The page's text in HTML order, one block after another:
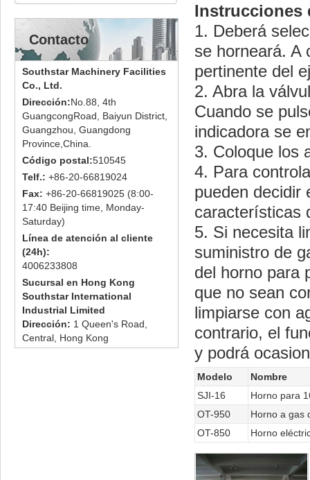
Contacto
Southstar Machinery Facilities
Co., Ltd.
Dirección:No.88, 4th
GuangcongRoad, Baiyun District,
Guangzhou, Guangdong
Province,China.
Código postal:510545
Telf.: +86-20-66819024
Fax: +86-20-66819025 (8:00-
17:40 Beijing time, Monday-
Saturday)
Línea de atención al cliente
(24h):
4006233808
Sucursal en Hong Kong
Southstar International
Industrial Limited
Dirección: 1 Queen's Road,
Central, Hong Kong
Instrucciones
1. Deberá
se horneará. A
pertinente del
2. Abra la
Cuando se
indicadora se
3. Coloque los
4. Para
pueden decidir
características
5. Si necesita
suministro de
del horno para
que no sean
limpiarse con
contrario, el
y podrá
Modelo
Nombre
SJI-16
Horno para
OT-950
Horno a gas
OT-850
Horno